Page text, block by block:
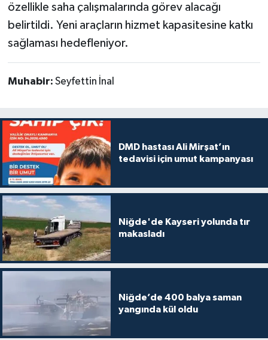
özellikle saha çalışmalarında görev alacağı
belirtildi. Yeni araçların hizmet kapasitesine katkı
sağlaması hedefleniyor.
Muhabir: Seyfettin İnal
DMD hastası Ali Mirşat’ın
tedavisi için umut kampanyası
Niğde'de Kayseri yolunda tır
makasladı
Niğde’de 400 balya saman
yangında kül oldu